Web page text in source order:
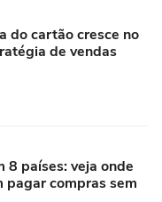
do cartão cresce no
de vendas
8 países: veja onde
pagar compras sem